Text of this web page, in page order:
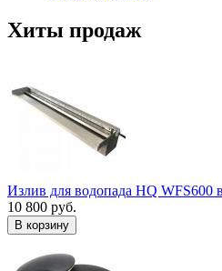
Хиты продаж
Излив для водопада HQ WFS600
10 800 руб.
В корзину